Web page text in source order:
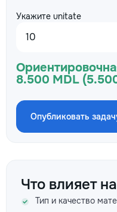
Укажите unitate
8.500 MDL
Опубликовать
Что влияет
Тип и качество